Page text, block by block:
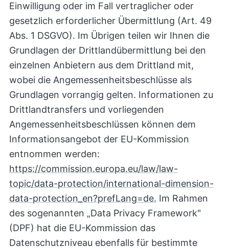
Einwilligung oder im Fall vertraglicher oder
gesetzlich erforderlicher Übermittlung (Art. 49
Abs. 1 DSGVO). Im Übrigen teilen wir Ihnen die
Grundlagen der Drittlandübermittlung bei den
einzelnen Anbietern aus dem Drittland mit,
wobei die Angemessenheitsbeschlüsse als
Grundlagen vorrangig gelten. Informationen zu
Drittlandtransfers und vorliegenden
Angemessenheitsbeschlüssen können dem
Informationsangebot der EU-Kommission
entnommen werden:
https://commission.europa.eu/law/law-
topic/data-protection/international-dimension-
data-protection_en?prefLang=de. Im Rahmen
des sogenannten „Data Privacy Framework"
(DPF) hat die EU-Kommission das
Datenschutzniveau ebenfalls für bestimmte